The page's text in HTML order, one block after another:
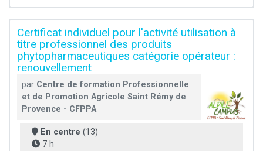
Certificat individuel pour l'activité utilisation à
titre professionnel des produits
phytopharmaceutiques catégorie opérateur :
renouvellement
par Centre de formation Professionnelle
et de Promotion Agricole Saint Rémy de
Provence - CFPPA
En centre (13)
7 h